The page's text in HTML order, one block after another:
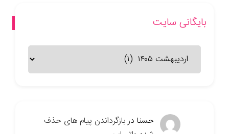
بایگانی سایت
سایت
حسنا دربازگرداندن پیام های حذف